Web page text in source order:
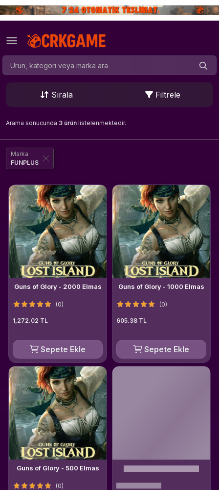
Sırala Filtrele
Arama sonucunda 3 ürün listelenmektedir.
Marka
FUNPLUS
Guns of Glory - 2000 Elmas
(0)
1,272.02 TL
Sepete Ekle
Guns of Glory - 1000 Elmas
(0)
605.38 TL
Sepete Ekle
Guns of Glory - 500 Elmas
(0)